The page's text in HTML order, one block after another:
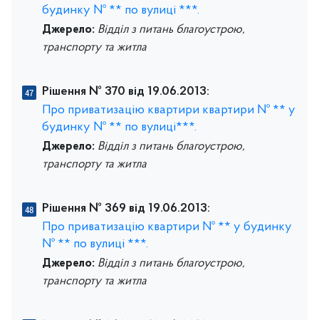
будинку № ** по вулиці ***.
Джерело: Відділ з питань благоустрою,
транспорту та житла
Рішення № 370 від 19.06.2013:
Про приватизацію квартири квартири № ** у
будинку № ** по вулиці***.
Джерело: Відділ з питань благоустрою,
транспорту та житла
Рішення № 369 від 19.06.2013:
Про приватизацію квартири № ** у будинку
№ ** по вулиці ***.
Джерело: Відділ з питань благоустрою,
транспорту та житла